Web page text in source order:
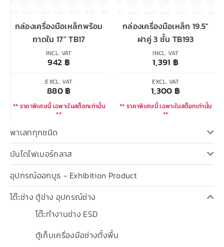
พาเลททุกชนิด
บันไดไฟเบอร์กลาส
อุปกรณ์ออกบูธ - Exhibition Product
โต๊ะช่าง ตู้ช่าง อุปกรณ์ช่าง
โต๊ะทำงานช่าง ESD
ตู้เก็บเครื่องมือช่างตั้งพื้น
กล่องเครื่องมือเหล็กพร้อม
ถาดใน 17″ TB17
INCL. VAT
942 ฿
EXCL. VAT
880฿
** ราคาพิเศษนี้ เฉพาะในสต็อกเท่านั้น
**
กล่องเครื่องมือเหล็ก 19.5″
ฝาคู่ 3 ชั้น TB193
INCL. VAT
1,391 ฿
EXCL. VAT
1,300 ฿
** ราคาพิเศษนี้ เฉพาะในสต็อกเท่านั้น
**